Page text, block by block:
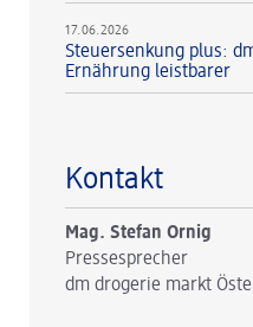
17.06.2026
Steuersenkung plus:
Ernährung leistbarer
Kontakt
Mag. Stefan Ornig
Pressesprecher
dm drogerie markt